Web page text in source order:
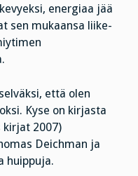
energiaa jää
sen mukaansa liike-
että olen
Kyse on kirjasta
kirjat 2007)
Deichman ja
huippuja.